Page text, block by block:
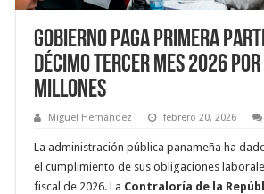
Gobierno paga primera
Décimo Tercer Mes 2026
millones
Miguel Hernández febrero 20, 2026
La administración pública panameña ha
el cumplimiento de sus obligaciones
fiscal de 2026. La Contraloría de la